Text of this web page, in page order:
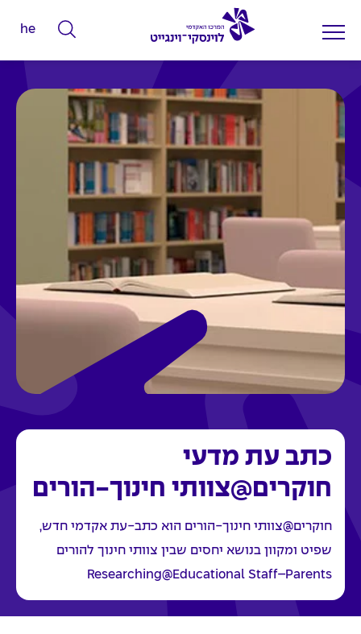
ה
ק
ד
מ
י
ל
י
ם
ל
י
פ
he
כתב עת מדעי
חוקרים@צוותי חינוך-הורים
חוקרים@צוותי חינוך-הורים הוא כתב-עת אקדמי חדש,
שפיט ומקוון בנושא יחסים שבין צוותי חינוך להורים
Researching@Educational Staff–Parents